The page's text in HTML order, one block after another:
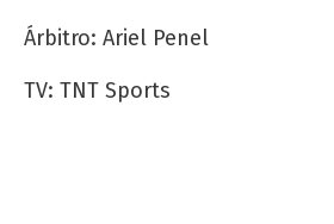
Árbitro: Ariel Penel
TV: TNT Sports